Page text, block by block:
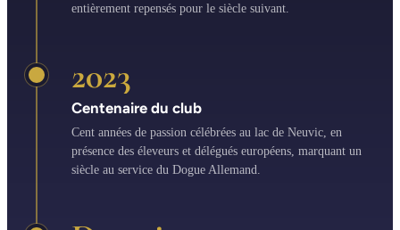
entièrement repensés pour le siècle suivant.
2023
Centenaire du club
Cent années de passion célébrées au lac de Neuvic, en
présence des éleveurs et délégués européens, marquant un
siècle au service du Dogue Allemand.